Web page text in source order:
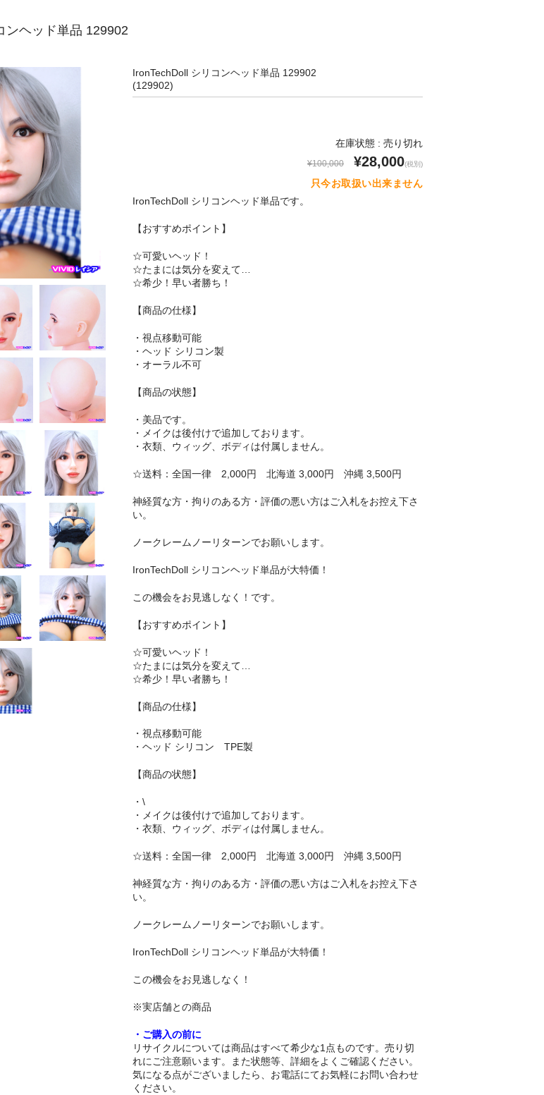
ンヘッド単品 129902
IronTechDoll シリコンヘッド単品 129902
(129902)
在庫状態 : 売り切れ
¥100,000 ¥28,000(税別)
只今お取扱い出来ません
IronTechDoll シリコンヘッド単品です。
【おすすめポイント】
☆可愛いヘッド！
☆たまには気分を変えて…
☆希少！早い者勝ち！
【商品の仕様】
・視点移動可能
・ヘッド シリコン製
・オーラル不可
【商品の状態】
・美品です。
・メイクは後付けで追加しております。
・衣類、ウィッグ、ボディは付属しません。
☆送料：全国一律 2,000円 北海道 3,000円 沖縄 3,500円
神経質な方・拘りのある方・評価の悪い方はご入札をお控え下さ
い。
ノークレームノーリターンでお願いします。
IronTechDoll シリコンヘッド単品が大特価！
この機会をお見逃しなく！です。
【おすすめポイント】
☆可愛いヘッド！
☆たまには気分を変えて…
☆希少！早い者勝ち！
【商品の仕様】
・視点移動可能
・ヘッド シリコン TPE製
【商品の状態】
・\
・メイクは後付けで追加しております。
・衣類、ウィッグ、ボディは付属しません。
☆送料：全国一律 2,000円 北海道 3,000円 沖縄 3,500円
神経質な方・拘りのある方・評価の悪い方はご入札をお控え下さ
い。
ノークレームノーリターンでお願いします。
IronTechDoll シリコンヘッド単品が大特価！
この機会をお見逃しなく！
※実店舗との商品
・ご購入の前に
リサイクルについては商品はすべて希少な1点ものです。売り切
れにご注意願います。また状態等、詳細をよくご確認ください。
気になる点がございましたら、お電話にてお気軽にお問い合わせ
ください。